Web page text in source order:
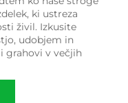
ki ustreza
živil. Izkusite
udobjem in
grahovi v večjih